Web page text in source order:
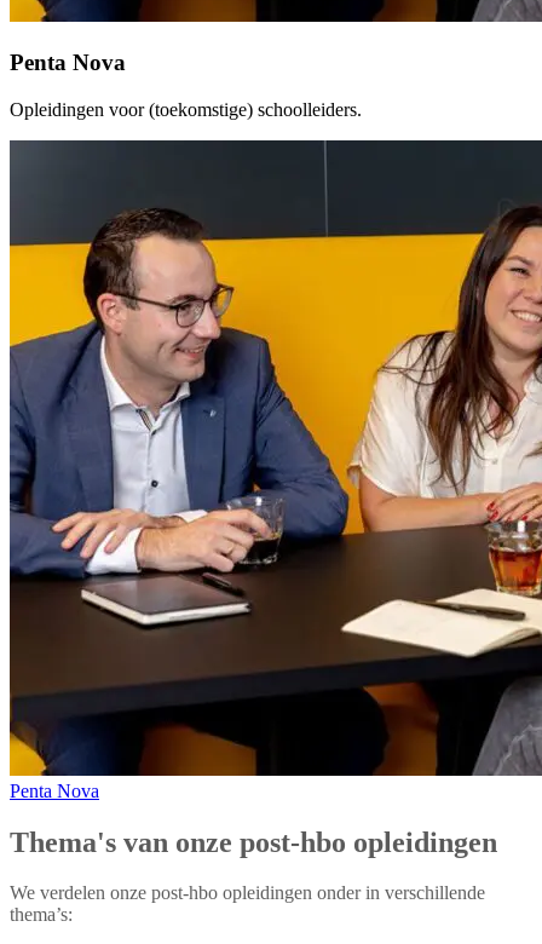
Penta Nova
Opleidingen voor (toekomstige) schoolleiders.
Penta Nova
Thema's van onze post-hbo opleidingen
We verdelen onze post-hbo opleidingen onder in verschillende
thema’s: